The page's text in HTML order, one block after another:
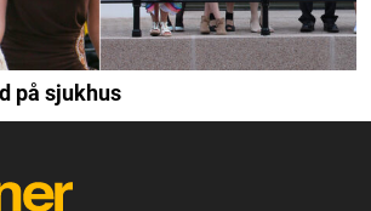
på sjukhus